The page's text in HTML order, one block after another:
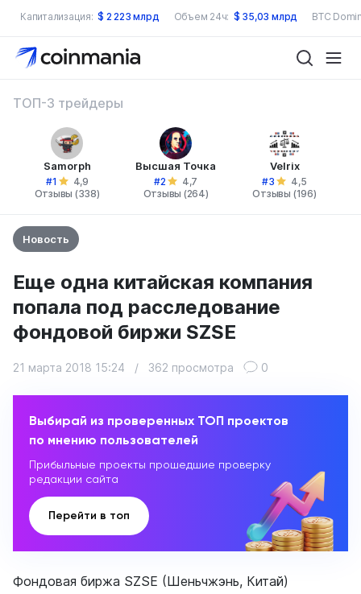
Капитализация: $ 2 223 млрд Объем 24ч: $ 35,03 млрд BTC
ТОП-3 трейдеры
Samorph
#1
4,9
Отзывы (338)
Высшая Точка
#2
4,7
Отзывы (264)
Velrix
#3
4,5
Отзывы (196)
Новость
Еще одна китайская компания
попала под расследование
фондовой биржи SZSE
21 марта 2018 15:24 / 362 просмотра 0
Выбирай из проверенных ТОП проектов
по мнению пользователей
Прибыльные проекты прошедшие проверку
редакции сайта
Перейти в топ
Фондовая биржа SZSE (Шеньчжэнь, Китай)